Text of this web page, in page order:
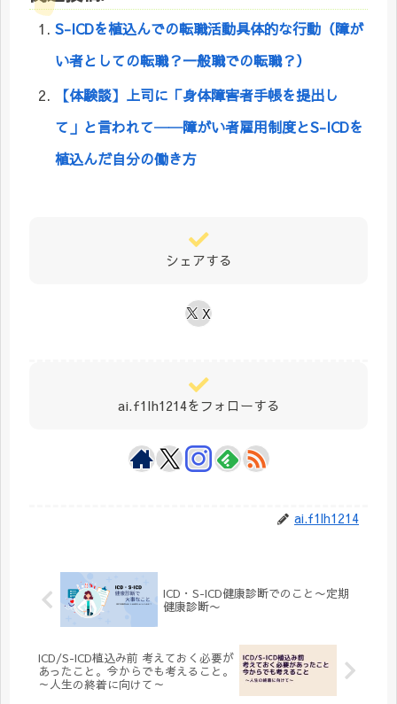
S-ICDを植込んでの転職活動具体的な行動（障が
い者としての転職？一般職での転職？）
【体験談】上司に「身体障害者手帳を提出し
て」と言われて──障がい者雇用制度とS-ICDを
植込んだ自分の働き方
シェアする
X
ai.f1lh1214をフォローする
ai.f1lh1214
ICD・S-ICD健康診断でのこと〜定期
健康診断〜
ICD/S-ICD植込み前 考えておく必要が
あったこと。今からでも考えること。
～人生の終着に向けて～